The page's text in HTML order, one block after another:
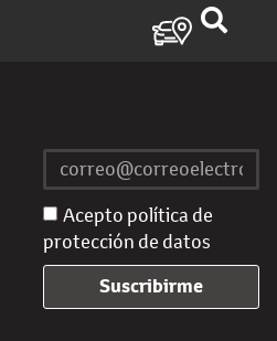
Acepto política de
protección de datos
Suscribirme